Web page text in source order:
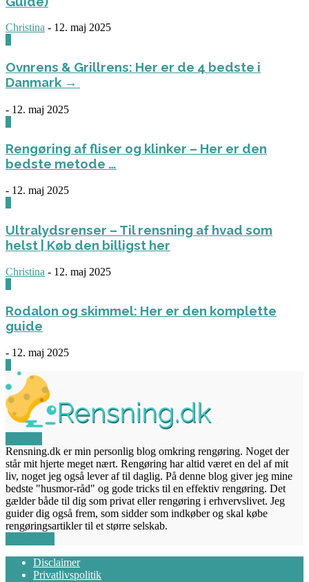
Christina - 12. maj 2025
Ovnrens & Grillrens: Her er de 4 bedste i
Danmark →
- 12. maj 2025
Rengøring af fliser og klinker – Her er den
bedste metode …
- 12. maj 2025
Ultralydsrenser – Til rensning af hvad som
helst | Køb den billigst her
Christina - 12. maj 2025
Rodalon og skimmel: Her er den komplette
guide
- 12. maj 2025
Rensning.dk er min personlig blog omkring rengøring. Noget der
står mit hjerte meget nært. Rengøring har altid været en del af mit
liv, noget jeg også lever af til daglig. På denne blog giver jeg mine
bedste "husmor-råd" og gode tricks til en effektiv rengøring. Det
gælder både til dig som privat eller rengøring i erhvervslivet. Jeg
guider dig også frem, som sidder som indkøber og skal købe
rengøringsartikler til et større selskab.
Disclaimer
Privatlivspolitik